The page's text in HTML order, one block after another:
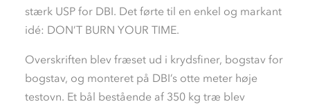
stærk USP for DBI. Det førte til en enkel og markant
idé: DON’T BURN YOUR TIME.
Overskriften blev fræset ud i krydsfiner, bogstav for
bogstav, og monteret på DBI’s otte meter høje
testovn. Et bål bestående af 350 kg træ blev